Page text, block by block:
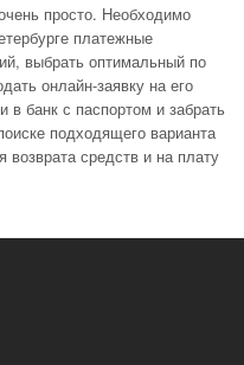
просто. Необходимо
платежные
выбрать оптимальный по
онлайн-заявку на его
в банк с паспортом и забрать
подходящего варианта
возврата средств и на плату